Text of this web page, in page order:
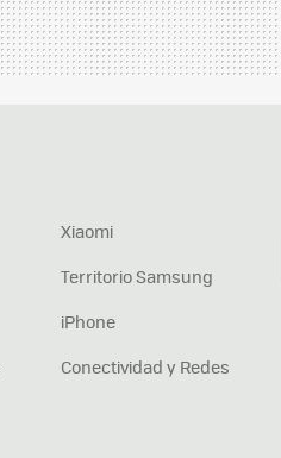
Xiaomi
Territorio Samsung
iPhone
Conectividad y Redes